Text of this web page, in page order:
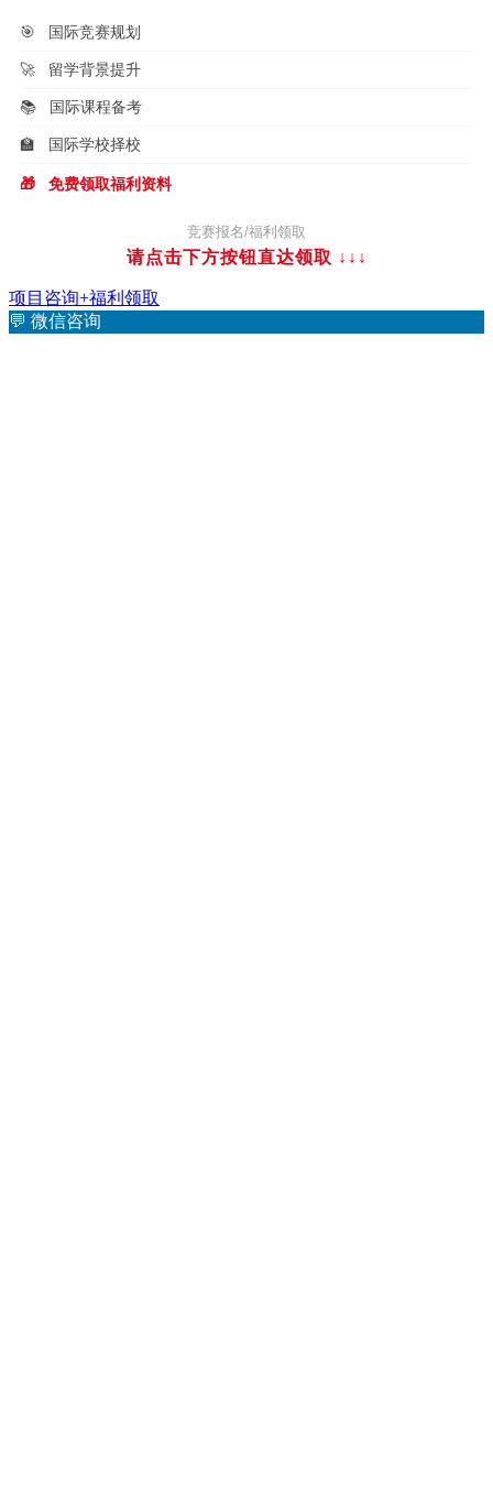
🎯 国际竞赛规划
🚀 留学背景提升
📚 国际课程备考
🏫 国际学校择校
🎁 免费领取福利资料
竞赛报名/福利领取
请点击下方按钮直达领取 ↓↓↓
项目咨询+福利领取
💬 微信咨询